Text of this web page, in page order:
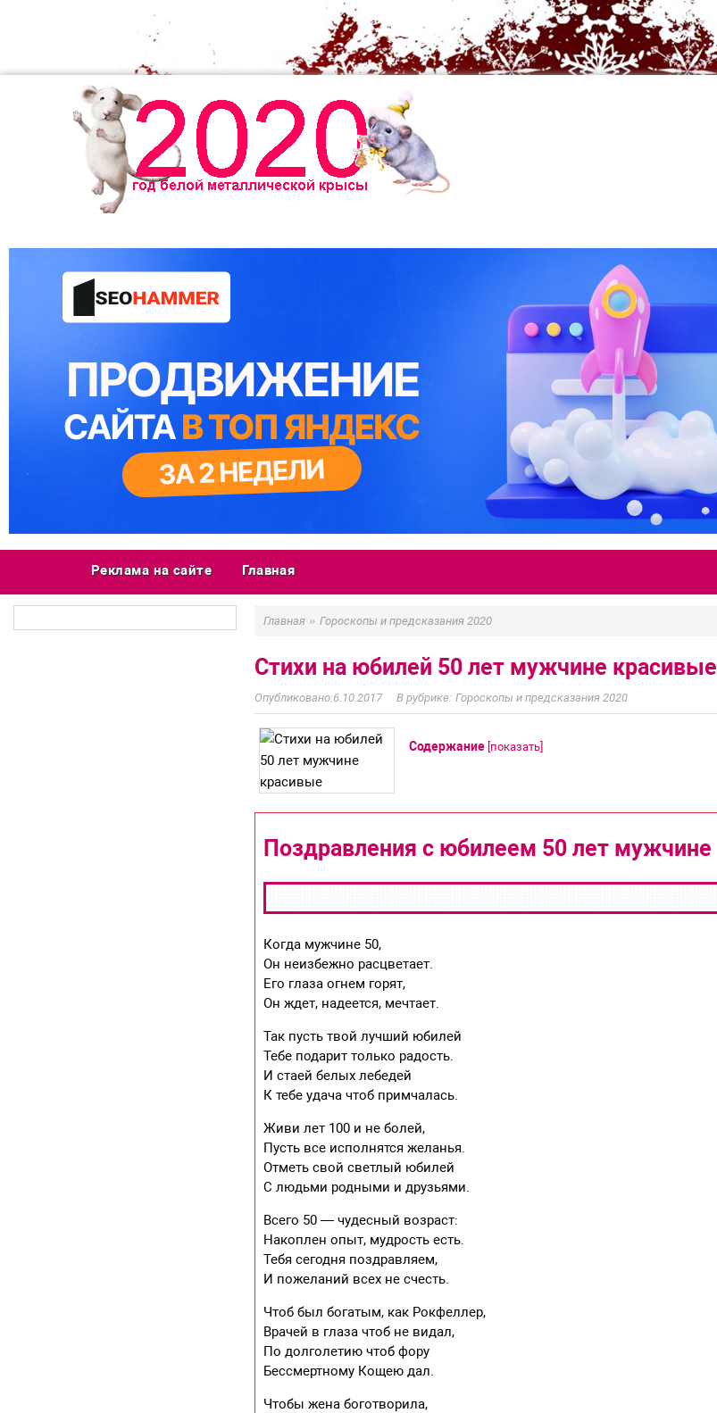
Реклама на сайте Главная
Главная » Гороскопы и предсказания 2020
Стихи на юбилей 50 лет мужчине красивые
6.10.2017 Гороскопы и предсказания 2020
Содержание [показать]
Поздравления с юбилеем 50 лет мужчине
Когда мужчине 50,
Он неизбежно расцветает.
Его глаза огнем горят,
Он ждет, надеется, мечтает.
Так пусть твой лучший юбилей
Тебе подарит только радость.
И стаей белых лебедей
К тебе удача чтоб примчалась.
Живи лет 100 и не болей,
Пусть все исполнятся желанья.
Отметь свой светлый юбилей
С людьми родными и друзьями.
Всего 50 — чудесный возраст:
Накоплен опыт, мудрость есть.
Тебя сегодня поздравляем,
И пожеланий всех не счесть.
Чтоб был богатым, как Рокфеллер,
Врачей в глаза чтоб не видал,
По долголетию чтоб фору
Бессмертному Кощею дал.
Чтобы жена боготворила,